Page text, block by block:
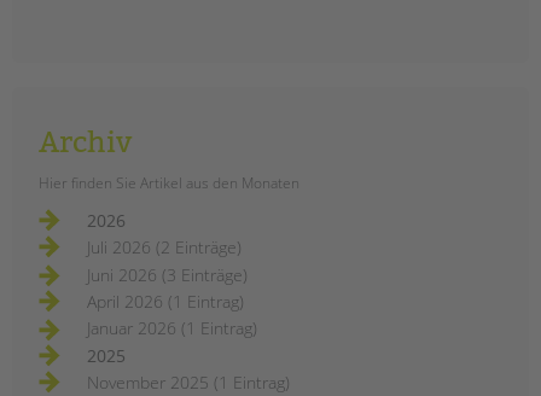
Archiv
Hier finden Sie Artikel aus den Monaten
2026
Juli 2026 (2 Einträge)
Juni 2026 (3 Einträge)
April 2026 (1 Eintrag)
Januar 2026 (1 Eintrag)
2025
November 2025 (1 Eintrag)